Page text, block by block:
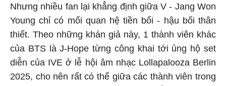
Nhưng nhiều fan lại khẳng định giữa V - Jang Won
Young chỉ có mối quan hệ tiền bối - hậu bối thân
thiết. Theo những khán giả này, 1 thành viên khác
của BTS là J-Hope từng công khai tới ủng hộ set
diễn của IVE ở lễ hội âm nhạc Lollapalooza Berlin
2025, cho nên rất có thể giữa các thành viên trong